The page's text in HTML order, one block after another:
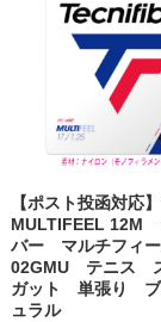
【ポスト投函対
MULTIFEEL 12M
バー マルチフィ
02GMU テニス
ガット 単張り
ュラル